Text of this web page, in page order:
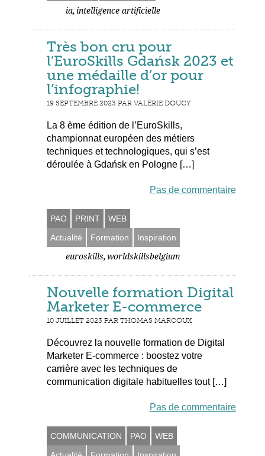
ia, intelligence artificielle
Très bon cru pour
l’EuroSkills Gdańsk 2023 et
une médaille d’or pour
l’infographie!
19 SEPTEMBRE 2023 PAR VALÉRIE DOUCY
La 8 ème édition de l’EuroSkills,
championnat européen des métiers
techniques et technologiques, qui s’est
déroulée à Gdańsk en Pologne […]
Pas de commentaire
PAO PRINT
WEB
Actualité
Formation
Inspiration
euroskills, worldskillsbelgium
Nouvelle formation Digital
Marketer E-commerce
10 JUILLET 2023 PAR THOMAS MARCOUX
Découvrez la nouvelle formation de Digital
Marketer E-commerce : boostez votre
carrière avec les techniques de
communication digitale habituelles tout […]
Pas de commentaire
COMMUNICATION PAO
WEB